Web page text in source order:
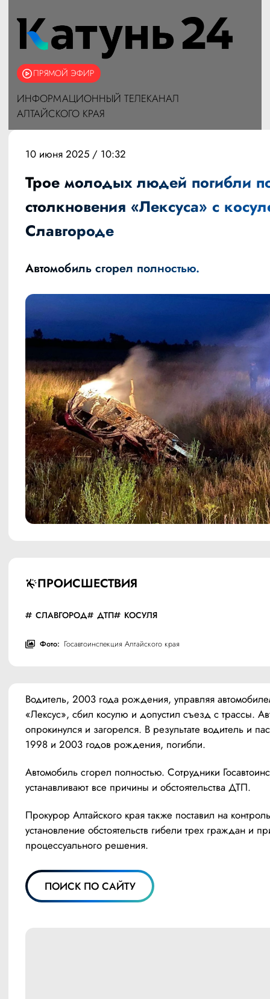
ПРЯМОЙ ЭФИР
ИНФОРМАЦИОННЫЙ ТЕЛЕКАНАЛ
АЛТАЙСКОГО КРАЯ
ПРОИСШЕСТВИЯ
СЛАВГОРОД ДТП КОСУЛЯ
Фото: Госавтоинспекция Алтайского края
10 июня 2025 / 10:32
Трое молодых людей погибли
столкновения «Лексуса» с
Славгороде
Автомобиль сгорел полностью.
Водитель, 2003 года рождения, управляя
«Лексус», сбил косулю и допустил съезд с трассы.
опрокинулся и загорелся. В результате водитель и
1998 и 2003 годов рождения, погибли.
Автомобиль сгорел полностью. Сотрудники
устанавливают все причины и обстоятельства ДТП.
Прокурор Алтайского края также поставил на контроль
установление обстоятельств гибели трех граждан и
процессуального решения.
ПОИСК ПО САЙТУ